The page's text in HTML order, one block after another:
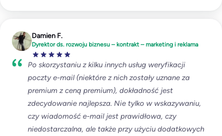
Damien F.
Dyrektor ds. rozwoju biznesu – kontrakt – marketing i reklama
Po skorzystaniu z kilku innych usług weryfikacji
poczty e-mail (niektóre z nich zostały uznane za
premium z ceną premium), dokładność jest
zdecydowanie najlepsza. Nie tylko w wskazywaniu,
czy wiadomość e-mail jest prawidłowa, czy
niedostarczalna, ale także przy użyciu dodatkowych